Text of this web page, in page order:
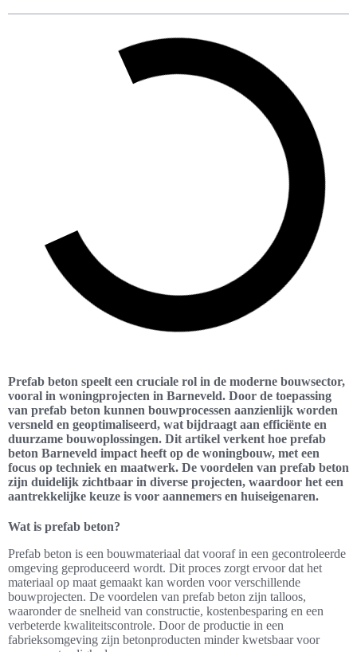
Prefab beton speelt een cruciale rol in de moderne bouwsector,
vooral in woningprojecten in Barneveld. Door de toepassing
van prefab beton kunnen bouwprocessen aanzienlijk worden
versneld en geoptimaliseerd, wat bijdraagt aan efficiënte en
duurzame bouwoplossingen. Dit artikel verkent hoe prefab
beton Barneveld impact heeft op de woningbouw, met een
focus op techniek en maatwerk. De voordelen van prefab beton
zijn duidelijk zichtbaar in diverse projecten, waardoor het een
aantrekkelijke keuze is voor aannemers en huiseigenaren.
Wat is prefab beton?
Prefab beton is een bouwmateriaal dat vooraf in een gecontroleerde
omgeving geproduceerd wordt. Dit proces zorgt ervoor dat het
materiaal op maat gemaakt kan worden voor verschillende
bouwprojecten. De voordelen van prefab beton zijn talloos,
waaronder de snelheid van constructie, kostenbesparing en een
verbeterde kwaliteitscontrole. Door de productie in een
fabrieksomgeving zijn betonproducten minder kwetsbaar voor